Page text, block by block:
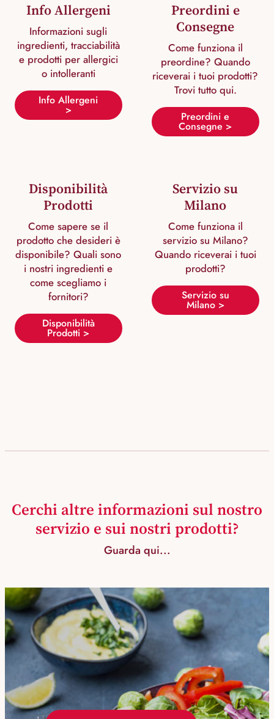
Info Allergeni
Informazioni sugli
ingredienti, tracciabilità
e prodotti per allergici
o intolleranti
Info Allergeni
>
Preordini e
Consegne
Come funziona il
preordine? Quando
riceverai i tuoi prodotti?
Trovi tutto qui.
Preordini e
Consegne >
Disponibilità
Prodotti
Come sapere se il
prodotto che desideri è
disponibile? Quali sono
i nostri ingredienti e
come scegliamo i
fornitori?
Disponibilità
Prodotti >
Servizio su
Milano
Come funziona il
servizio su Milano?
Quando riceverai i tuoi
prodotti?
Servizio su
Milano >
Cerchi altre informazioni sul nostro
servizio e sui nostri prodotti?
Guarda qui...